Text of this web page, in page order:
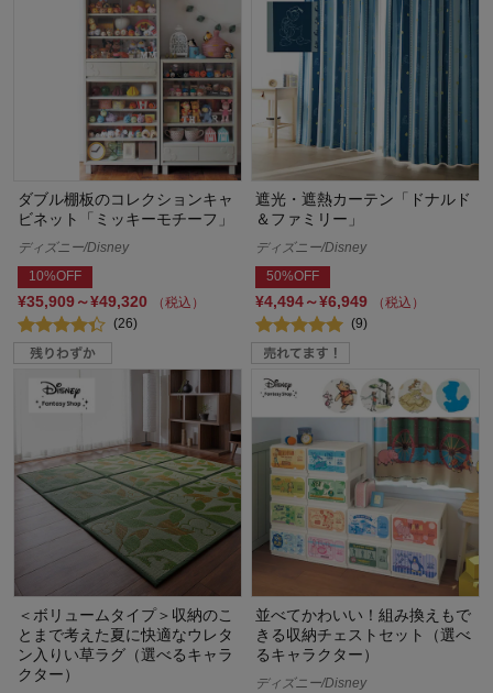
ダブル棚板のコレクションキャ
ビネット「ミッキーモチーフ」
ディズニー/Disney
10%OFF
¥35,909～¥49,320
（税込）
(26)
遮光・遮熱カーテン「ドナルド
＆ファミリー」
ディズニー/Disney
50%OFF
¥4,494～¥6,949
（税込）
(9)
＜ボリュームタイプ＞収納のこ
とまで考えた夏に快適なウレタ
ン入りい草ラグ（選べるキャラ
クター）
並べてかわいい！組み換えもで
きる収納チェストセット（選べ
るキャラクター）
ディズニー/Disney